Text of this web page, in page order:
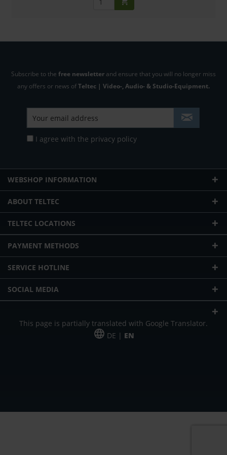
Subscribe to the free newsletter and ensure that you will no longer miss
any offers or news ofTeltec | Video-, Audio- & Studio-Equipment.
I agree with the privacy policy
WEBSHOP INFORMATION
ABOUT TELTEC
TELTEC LOCATIONS
PAYMENT METHODS
SERVICE HOTLINE
SOCIAL MEDIA
This page is partially translated with Google Translator.
DE | EN